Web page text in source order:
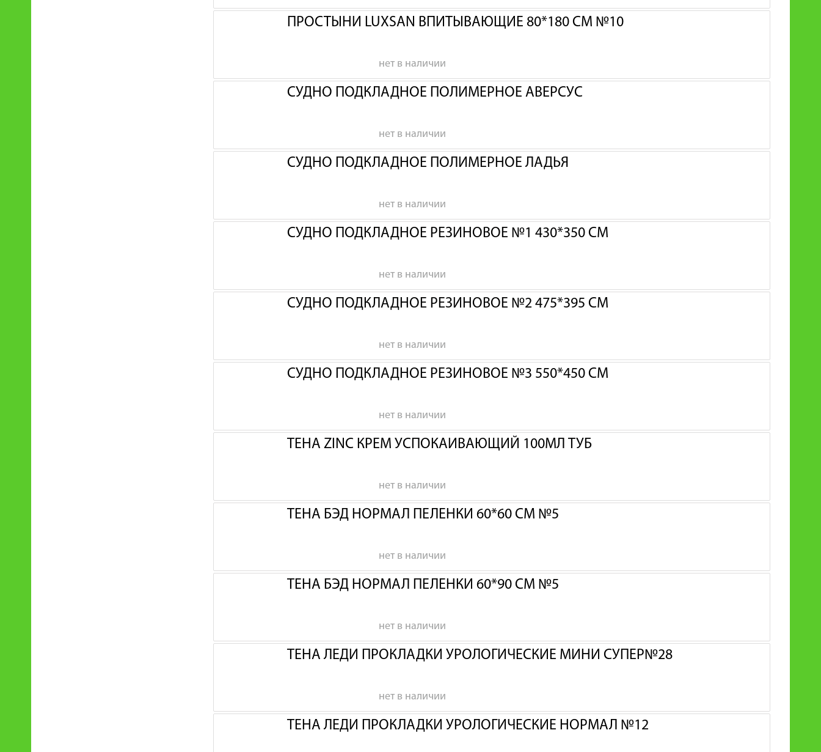
ПРОСТЫНИ LUXSAN ВПИТЫВАЮЩИЕ 80*180 СМ №10
нет в наличии
СУДНО ПОДКЛАДНОЕ ПОЛИМЕРНОЕ АВЕРСУС
нет в наличии
СУДНО ПОДКЛАДНОЕ ПОЛИМЕРНОЕ ЛАДЬЯ
нет в наличии
СУДНО ПОДКЛАДНОЕ РЕЗИНОВОЕ №1 430*350 СМ
нет в наличии
СУДНО ПОДКЛАДНОЕ РЕЗИНОВОЕ №2 475*395 СМ
нет в наличии
СУДНО ПОДКЛАДНОЕ РЕЗИНОВОЕ №3 550*450 СМ
нет в наличии
ТЕНА ZINC КРЕМ УСПОКАИВАЮЩИЙ 100МЛ ТУБ
нет в наличии
ТЕНА БЭД НОРМАЛ ПЕЛЕНКИ 60*60 СМ №5
нет в наличии
ТЕНА БЭД НОРМАЛ ПЕЛЕНКИ 60*90 СМ №5
нет в наличии
ТЕНА ЛЕДИ ПРОКЛАДКИ УРОЛОГИЧЕСКИЕ МИНИ СУПЕР№28
нет в наличии
ТЕНА ЛЕДИ ПРОКЛАДКИ УРОЛОГИЧЕСКИЕ НОРМАЛ №12